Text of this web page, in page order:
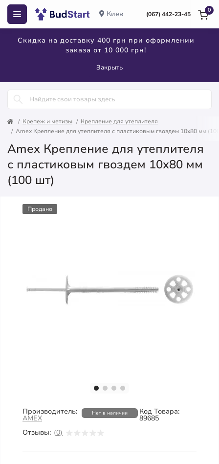
Киев (067) 442-23-45
Скидка на доставку 400 грн при оформлении
заказа от 10 000 грн!
Закрыть
0
Крепеж и метизы
Крепление для утеплителя
Amex Крепление для утеплителя с пластиковым гвоздем 10x80 мм
Amex Крепление для утеплителя
с пластиковым гвоздем 10x80 мм
(100 шт)
Продано
Производитель:
AMEX
Код Товара:
89685
Отзывы: (0)
Нет в наличии